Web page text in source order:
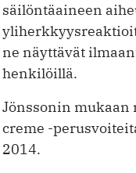
säilöntäaineen
ne näyttävät
henkilöillä.
Jönssonin mukaan
creme -
2014.